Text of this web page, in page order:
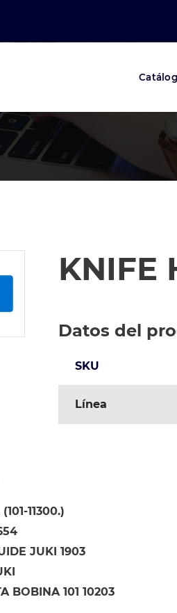
KNIFE
Datos del
SKU
Línea
11300.)
JUKI 1903
BOBINA 101 10203